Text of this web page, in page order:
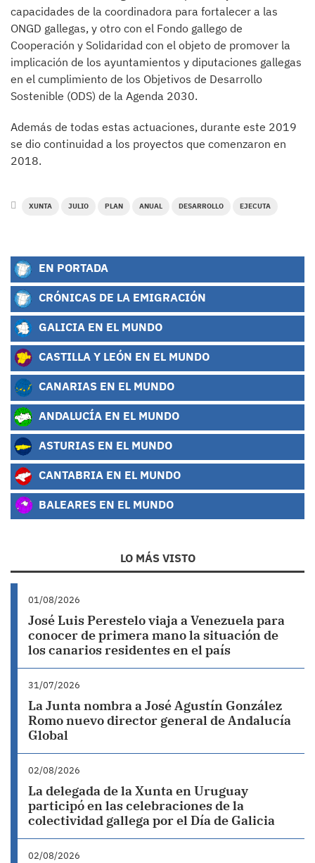
capacidades de la coordinadora para fortalecer a las
ONGD gallegas, y otro con el Fondo gallego de
Cooperación y Solidaridad con el objeto de promover la
implicación de los ayuntamientos y diputaciones gallegas
en el cumplimiento de los Objetivos de Desarrollo
Sostenible (ODS) de la Agenda 2030.
Además de todas estas actuaciones, durante este 2019
se dio continuidad a los proyectos que comenzaron en
2018.
XUNTA JULIO PLAN ANUAL DESARROLLO EJECUTA
EN PORTADA
CRÓNICAS DE LA EMIGRACIÓN
GALICIA EN EL MUNDO
CASTILLA Y LEÓN EN EL MUNDO
CANARIAS EN EL MUNDO
ANDALUCÍA EN EL MUNDO
ASTURIAS EN EL MUNDO
CANTABRIA EN EL MUNDO
BALEARES EN EL MUNDO
LO MÁS VISTO
01/08/2026
José Luis Perestelo viaja a Venezuela para
conocer de primera mano la situación de
los canarios residentes en el país
31/07/2026
La Junta nombra a José Agustín González
Romo nuevo director general de Andalucía
Global
02/08/2026
La delegada de la Xunta en Uruguay
participó en las celebraciones de la
colectividad gallega por el Día de Galicia
02/08/2026